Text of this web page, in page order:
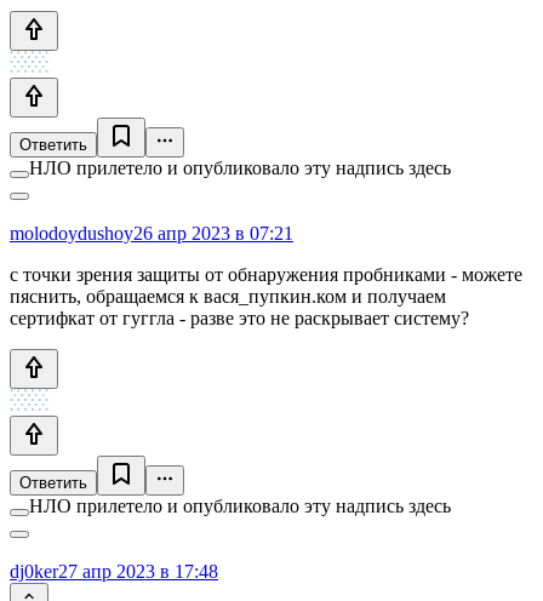
Ответить
НЛО прилетело и опубликовало эту надпись здесь
molodoydushoy26 апр 2023 в 07:21
с точки зрения защиты от обнаружения пробниками - можете
пяснить, обращаемся к вася_пупкин.ком и получаем
сертифкат от гуггла - разве это не раскрывает систему?
Ответить
НЛО прилетело и опубликовало эту надпись здесь
dj0ker27 апр 2023 в 17:48